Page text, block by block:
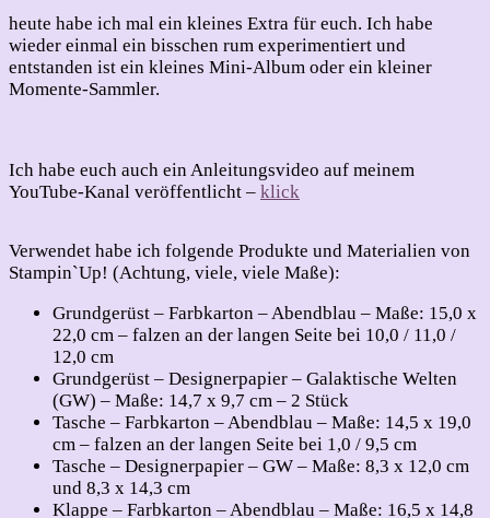
Sammler
heute habe ich mal ein kleines Extra für euch. Ich habe
wieder einmal ein bisschen rum experimentiert und
entstanden ist ein kleines Mini-Album oder ein kleiner
Momente-Sammler.
Ich habe euch auch ein Anleitungsvideo auf meinem
YouTube-Kanal veröffentlicht – klick
Verwendet habe ich folgende Produkte und Materialien von
Stampin`Up! (Achtung, viele, viele Maße):
Grundgerüst – Farbkarton – Abendblau – Maße: 15,0 x
22,0 cm – falzen an der langen Seite bei 10,0 / 11,0 /
12,0 cm
Grundgerüst – Designerpapier – Galaktische Welten
(GW) – Maße: 14,7 x 9,7 cm – 2 Stück
Tasche – Farbkarton – Abendblau – Maße: 14,5 x 19,0
cm – falzen an der langen Seite bei 1,0 / 9,5 cm
Tasche – Designerpapier – GW – Maße: 8,3 x 12,0 cm
und 8,3 x 14,3 cm
Klappe – Farbkarton – Abendblau – Maße: 16,5 x 14,8